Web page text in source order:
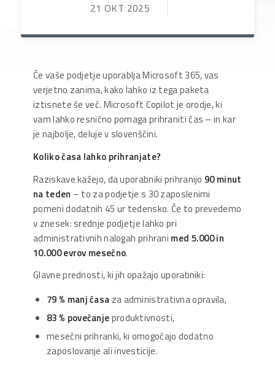
21 OKT 2025
Če vaše podjetje uporablja Microsoft 365, vas
verjetno zanima, kako lahko iz tega paketa
iztisnete še več. Microsoft Copilot je orodje, ki
vam lahko resnično pomaga prihraniti čas – in kar
je najbolje, deluje v slovenščini.
Koliko časa lahko prihranjate?
Raziskave kažejo, da uporabniki prihranijo 90 minut
na teden – to za podjetje s 30 zaposlenimi
pomeni dodatnih 45 ur tedensko. Če to prevedemo
v znesek: srednje podjetje lahko pri
administrativnih nalogah prihrani med 5.000 in
10.000 evrov mesečno.
Glavne prednosti, ki jih opažajo uporabniki:
79 % manj časa za administrativna opravila,
83 % povečanjeproduktivnosti,
mesečni prihranki, ki omogočajo dodatno
zaposlovanje ali investicije.